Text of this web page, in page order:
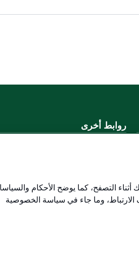
روابط أخرى
منصة الاستشارات القانونية (استطلاع)
التوظيف
التصفح، كما يوضح الأحكام
الارتباط، وما جاء في سياسة الخصوصية